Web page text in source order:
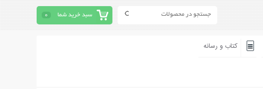
سبد خرید شما 0
کتاب و رسانه